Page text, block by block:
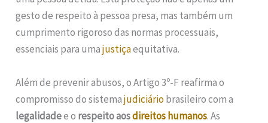
gesto de respeito à pessoa presa, mas também um
cumprimento rigoroso das normas processuais,
essenciais para umajustiçaequitativa.
Além de prevenir abusos, o Artigo 3º-F reafirma o
compromisso do sistemajudiciáriobrasileiro com a
legalidadee o respeito aosdireitos humanos. As